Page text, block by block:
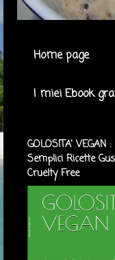
Home page
I miei Ebook
GOLOSITA' VEGAN :
Semplici Ricette
Cruelty Free